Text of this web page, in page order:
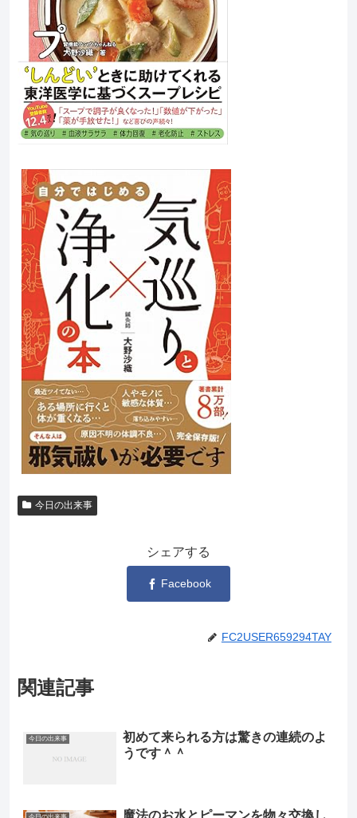
今日の出来事
シェアする
Facebook
FC2USER659294TAY
関連記事
今日の出来事
初めて来られる方は驚きの連続のよ
うです＾＾
魔法のお水とピーマンを物々交換し